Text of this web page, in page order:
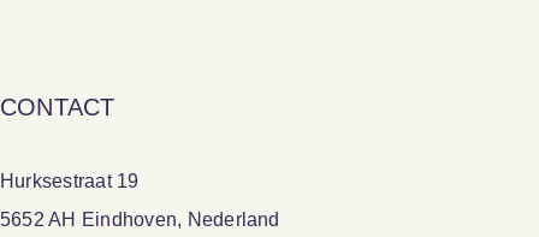
CONTACT
Hurksestraat 19
5652 AH Eindhoven, Nederland